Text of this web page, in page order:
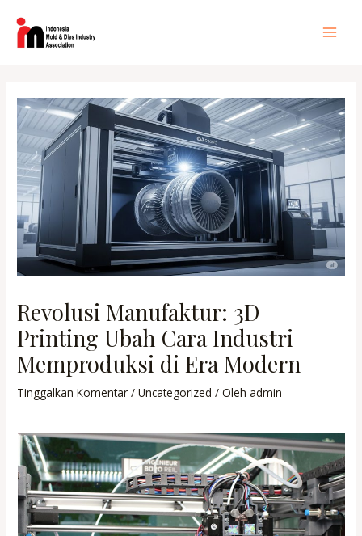
konten
Revolusi Manufaktur: 3D
Printing Ubah Cara Industri
Memproduksi di Era Modern
Tinggalkan Komentar /Uncategorized / Olehadmin